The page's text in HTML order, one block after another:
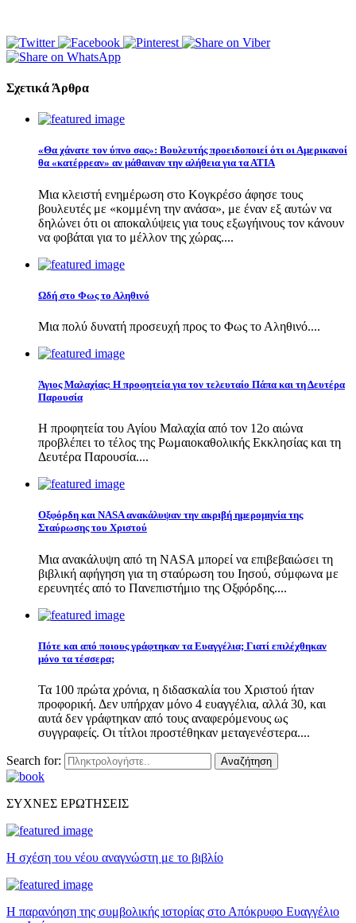
Σχετικά Άρθρα
«Θα χάνατε τον ύπνο σας»: Βουλευτής προειδοποιεί ότι οι Αμερικανοί
θα «κατέρρεαν» αν μάθαιναν την αλήθεια για τα ΑΤΙΑ
Μια κλειστή ενημέρωση στο Κογκρέσο άφησε τους
βουλευτές με «κομμένη την ανάσα», με έναν εξ αυτών να
δηλώνει ότι οι αποκαλύψεις για τους εξωγήινους τον κάνουν
να φοβάται για το μέλλον της χώρας....
Ωδή στο Φως το Αληθινό
Μια πολύ δυνατή προσευχή προς το Φως το Αληθινό....
Άγιος Μαλαχίας: Η προφητεία για τον τελευταίο Πάπα και τη Δευτέρα
Παρουσία
Η προφητεία του Αγίου Μαλαχία από τον 12ο αιώνα
προβλέπει το τέλος της Ρωμαιοκαθολικής Εκκλησίας και τη
Δευτέρα Παρουσία....
Οξφόρδη και NASA ανακάλυψαν την ακριβή ημερομηνία της
Σταύρωσης του Χριστού
Μια ανακάλυψη από τη NASA μπορεί να επιβεβαιώσει τη
βιβλική αφήγηση για τη σταύρωση του Ιησού, σύμφωνα με
ερευνητές από το Πανεπιστήμιο της Οξφόρδης....
Πότε και από ποιους γράφτηκαν τα Ευαγγέλια; Γιατί επιλέχθηκαν
μόνο τα τέσσερα;
Τα 100 πρώτα χρόνια, η διδασκαλία του Χριστού ήταν
προφορική. Δεν υπήρχαν μόνο 4 ευαγγέλια, αλλά 30, και
αυτά δεν γράφτηκαν από τους αναφερόμενους ως
συγγραφείς. Οι τίτλοι προστέθηκαν μεταγενέστερα....
Search for: Αναζήτηση
ΣΥΧΝΕΣ ΕΡΩΤΗΣΕΙΣ
Η σχέση του νέου αναγνώστη με το βιβλίο
Η παρανόηση της συμβολικής ιστορίας στο Απόκρυφο Ευαγγέλιο